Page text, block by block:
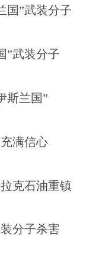
国”武装分子
”武装分子
斯兰国”
满信心
克石油重镇
分子杀害